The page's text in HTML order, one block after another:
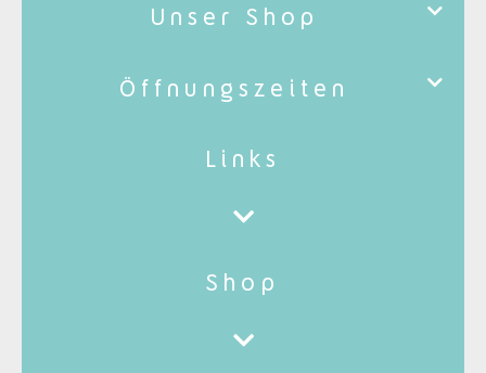
Unser Shop
Öffnungszeiten
Links
Shop